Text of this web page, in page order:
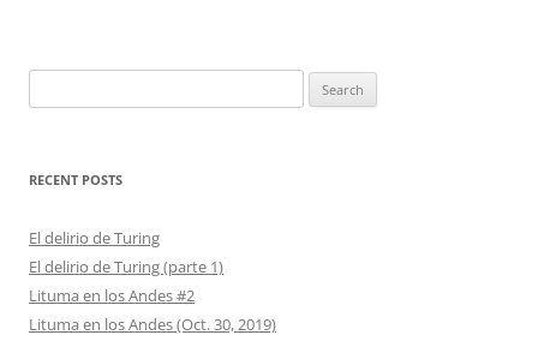
for:
RECENT POSTS
El delirio de Turing
El delirio de Turing (parte 1)
Lituma en los Andes #2
Lituma en los Andes (Oct. 30, 2019)